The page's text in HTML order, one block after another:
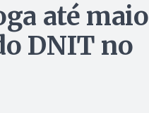
até maio
DNIT no